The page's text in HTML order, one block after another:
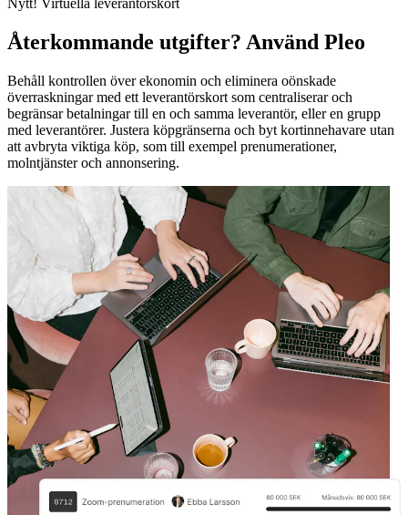
Återkommande utgifter? Använd Pleo
Behåll kontrollen över ekonomin och eliminera oönskade
överraskningar med ett leverantörskort som centraliserar och
begränsar betalningar till en och samma leverantör, eller en grupp
med leverantörer. Justera köpgränserna och byt kortinnehavare utan
att avbryta viktiga köp, som till exempel prenumerationer,
molntjänster och annonsering.